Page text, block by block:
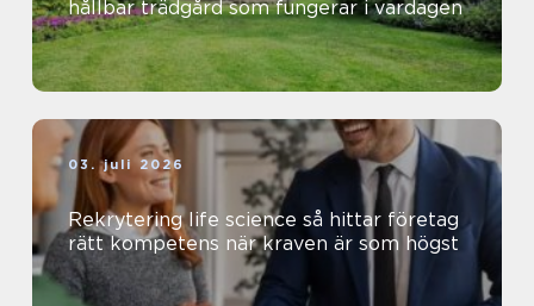
hållbar trädgård som fungerar i vardagen
03. juli 2026
Rekrytering life science så hittar företag
rätt kompetens när kraven är som högst